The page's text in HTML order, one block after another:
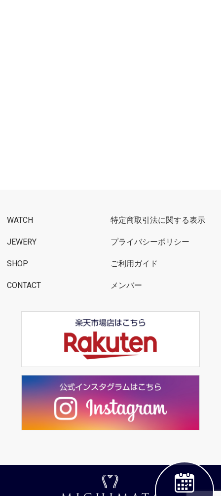
WATCH
JEWERY
SHOP
CONTACT
特定商取引法に関する表示
プライバシーポリシー
ご利用ガイド
メンバー